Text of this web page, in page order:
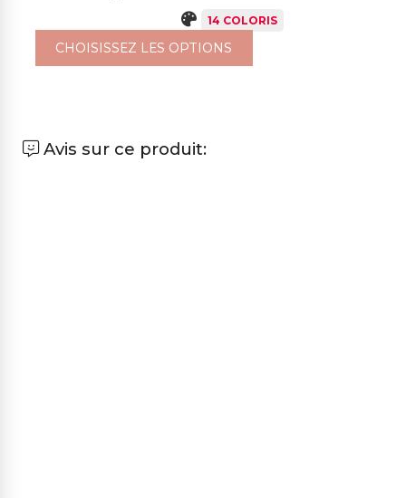
14 COLORIS
CHOISISSEZ LES OPTIONS
Avis sur ce produit: